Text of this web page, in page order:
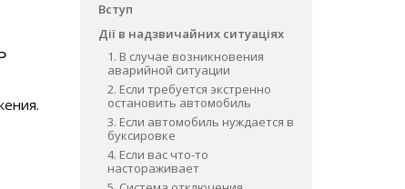
Вступ
Дії в надзвичайних ситуаціях
1. В случае возникновения
аварийной ситуации
2. Если требуется экстренно
остановить автомобиль
3. Если автомобиль нуждается в
буксировке
4. Если вас что-то
настораживает